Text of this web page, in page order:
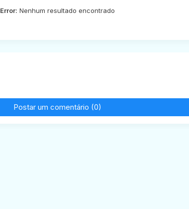
Error: Nenhum resultado encontrado
Postar um comentário (0)